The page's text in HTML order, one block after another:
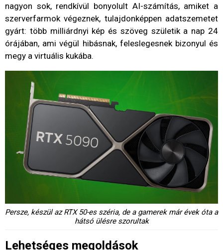
nagyon sok, rendkívül bonyolult AI-számítás, amiket a
szerverfarmok végeznek, tulajdonképpen adatszemetet
gyárt: több milliárdnyi kép és szöveg születik a nap 24
órájában, ami végül hibásnak, feleslegesnek bizonyul és
megy a virtuális kukába.
Persze, készül az RTX 50-es széria, de a gamerek már évek óta a
hátsó ülésre szorultak
Lehetséges megoldások